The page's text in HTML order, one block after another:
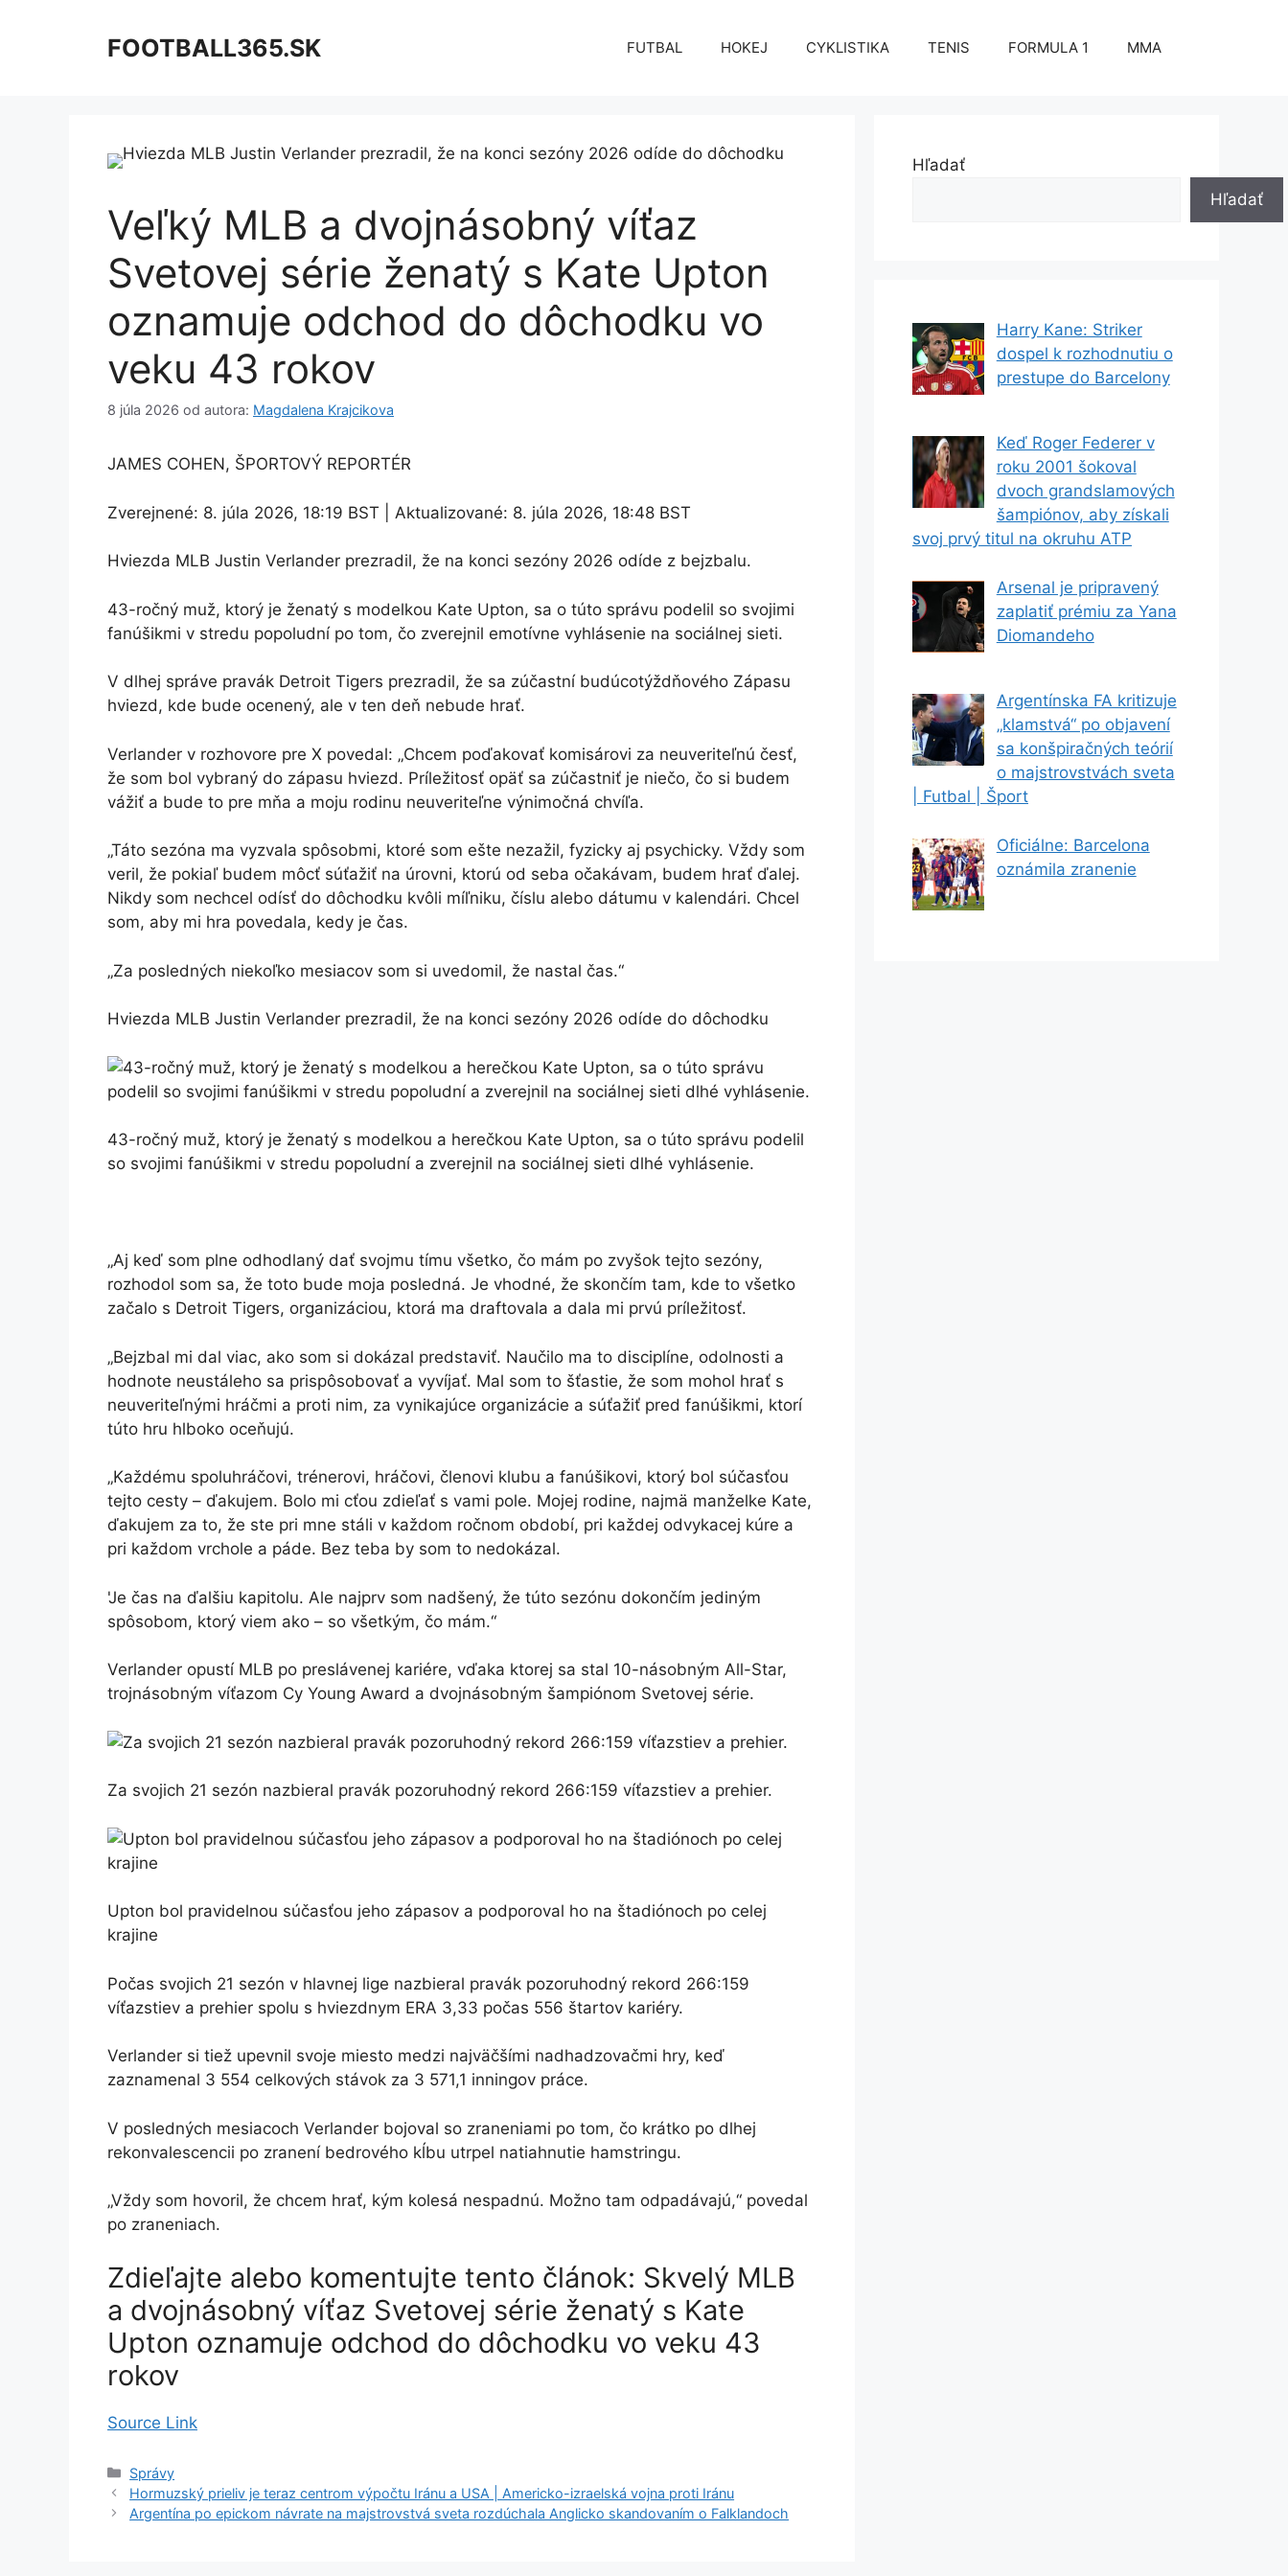
FOOTBALL365.SK FUTBAL HOKEJ CYKLISTIKA TENIS FORMULA 1 MMA
Veľký MLB a dvojnásobný víťaz
Svetovej série ženatý s Kate Upton
oznamuje odchod do dôchodku vo
veku 43 rokov
8 júla 2026 od autora: Magdalena Krajcikova
JAMES COHEN, ŠPORTOVÝ REPORTÉR
Zverejnené: 8. júla 2026, 18:19 BST Aktualizované: 8. júla 2026, 18:48 BST
Hviezda MLB Justin Verlander prezradil, že na konci sezóny 2026 odíde z bejzbalu.
43-ročný muž, ktorý je ženatý s modelkou Kate Upton, sa o túto správu podelil so svojimi
fanúšikmi v stredu popoludní po tom, čo zverejnil emotívne vyhlásenie na sociálnej sieti.
V dlhej správe pravák Detroit Tigers prezradil, že sa zúčastní budúcotýždňového Zápasu
hviezd, kde bude ocenený, ale v ten deň nebude hrať.
Verlander v rozhovore pre X povedal: „Chcem poďakovať komisárovi za neuveriteľnú česť,
že som bol vybraný do zápasu hviezd. Príležitosť opäť sa zúčastniť je niečo, čo si budem
vážiť a bude to pre mňa a moju rodinu neuveriteľne výnimočná chvíľa.
„Táto sezóna ma vyzvala spôsobmi, ktoré som ešte nezažil, fyzicky aj psychicky. Vždy som
veril, že pokiaľ budem môcť súťažiť na úrovni, ktorú od seba očakávam, budem hrať ďalej.
Nikdy som nechcel odísť do dôchodku kvôli míľniku, číslu alebo dátumu v kalendári. Chcel
som, aby mi hra povedala, kedy je čas.
„Za posledných niekoľko mesiacov som si uvedomil, že nastal čas.“
Hviezda MLB Justin Verlander prezradil, že na konci sezóny 2026 odíde do dôchodku
43-ročný muž, ktorý je ženatý s modelkou a herečkou Kate Upton, sa o túto správu podelil
so svojimi fanúšikmi v stredu popoludní a zverejnil na sociálnej sieti dlhé vyhlásenie.
„Aj keď som plne odhodlaný dať svojmu tímu všetko, čo mám po zvyšok tejto sezóny,
rozhodol som sa, že toto bude moja posledná. Je vhodné, že skončím tam, kde to všetko
začalo s Detroit Tigers, organizáciou, ktorá ma draftovala a dala mi prvú príležitosť.
„Bejzbal mi dal viac, ako som si dokázal predstaviť. Naučilo ma to disciplíne, odolnosti a
hodnote neustáleho sa prispôsobovať a vyvíjať. Mal som to šťastie, že som mohol hrať s
neuveriteľnými hráčmi a proti nim, za vynikajúce organizácie a súťažiť pred fanúšikmi, ktorí
túto hru hlboko oceňujú.
„Každému spoluhráčovi, trénerovi, hráčovi, členovi klubu a fanúšikovi, ktorý bol súčasťou
tejto cesty – ďakujem. Bolo mi cťou zdieľať s vami pole. Mojej rodine, najmä manželke Kate,
ďakujem za to, že ste pri mne stáli v každom ročnom období, pri každej odvykacej kúre a
pri každom vrchole a páde. Bez teba by som to nedokázal.
'Je čas na ďalšiu kapitolu. Ale najprv som nadšený, že túto sezónu dokončím jediným
spôsobom, ktorý viem ako – so všetkým, čo mám.“
Verlander opustí MLB po preslávenej kariére, vďaka ktorej sa stal 10-násobným All-Star,
trojnásobným víťazom Cy Young Award a dvojnásobným šampiónom Svetovej série.
Za svojich 21 sezón nazbieral pravák pozoruhodný rekord 266:159 víťazstiev a prehier.
Upton bol pravidelnou súčasťou jeho zápasov a podporoval ho na štadiónoch po celej
krajine
Počas svojich 21 sezón v hlavnej lige nazbieral pravák pozoruhodný rekord 266:159
víťazstiev a prehier spolu s hviezdnym ERA 3,33 počas 556 štartov kariéry.
Verlander si tiež upevnil svoje miesto medzi najväčšími nadhadzovačmi hry, keď
zaznamenal 3 554 celkových stávok za 3 571,1 inningov práce.
V posledných mesiacoch Verlander bojoval so zraneniami po tom, čo krátko po dlhej
rekonvalescencii po zranení bedrového kĺbu utrpel natiahnutie hamstringu.
„Vždy som hovoril, že chcem hrať, kým kolesá nespadnú. Možno tam odpadávajú,“ povedal
po zraneniach.
Zdieľajte alebo komentujte tento článok: Skvelý MLB
a dvojnásobný víťaz Svetovej série ženatý s Kate
Upton oznamuje odchod do dôchodku vo veku 43
rokov
Source Link
Kategórie
Správy
Hormuzský prieliv je teraz centrom výpočtu Iránu a USA | Americko-izraelská vojna proti Iránu
Argentína po epickom návrate na majstrovstvá sveta rozdúchala Anglicko skandovaním o Falklandoch
Hľadať
Hľadať
Harry Kane: Striker
dospel k rozhodnutiu o
prestupe do Barcelony
Keď Roger Federer v
roku 2001 šokoval
dvoch grandslamových
šampiónov, aby získali
svoj prvý titul na okruhu ATP
Arsenal je pripravený
zaplatiť prémiu za Yana
Diomandeho
Argentínska FA kritizuje
„klamstvá“ po objavení
sa konšpiračných teórií
o majstrovstvách sveta
| Futbal | Šport
Oficiálne: Barcelona
oznámila zranenie